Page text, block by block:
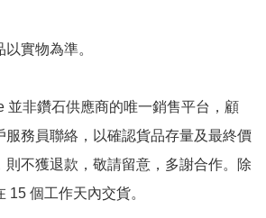
實物為準。
並非鑽石供應商的唯一銷售平台，顧
服務員聯絡，以確認貨品存量及最終價
則不獲退款，敬請留意，多謝合作。除
15 個工作天內交貨。